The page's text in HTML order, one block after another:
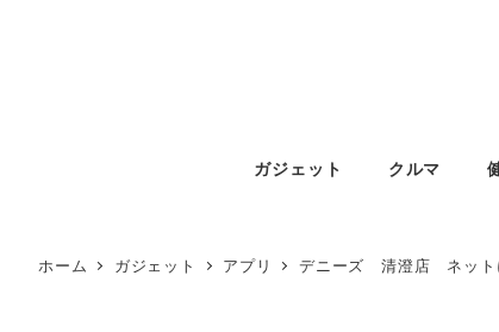
ガジェット クルマ
ホーム ガジェット アプリ デニーズ 清澄店 ネット